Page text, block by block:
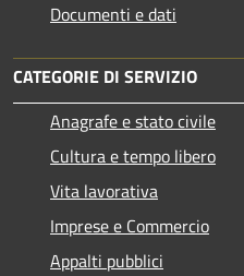
Documenti e dati
CATEGORIE DI SERVIZIO
Anagrafe e stato civile
Cultura e tempo libero
Vita lavorativa
Imprese e Commercio
Appalti pubblici